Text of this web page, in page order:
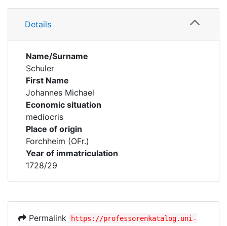
Details
Details
Name/Surname
Schuler
First Name
Johannes Michael
Economic situation
mediocris
Place of origin
Forchheim (OFr.)
Year of immatriculation
1728/29
Permalink
https://professorenkatalog.uni-